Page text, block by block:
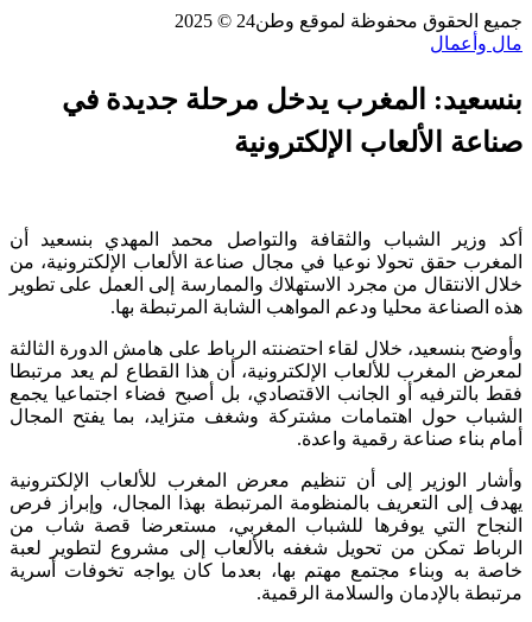
جميع الحقوق محفوظة لموقع وطن24 © 2025
مال وأعمال
بنسعيد: المغرب يدخل مرحلة جديدة في
صناعة الألعاب الإلكترونية
أكد وزير الشباب والثقافة والتواصل محمد المهدي بنسعيد أن
المغرب حقق تحولا نوعيا في مجال صناعة الألعاب الإلكترونية، من
خلال الانتقال من مجرد الاستهلاك والممارسة إلى العمل على تطوير
هذه الصناعة محليا ودعم المواهب الشابة المرتبطة بها.
وأوضح بنسعيد، خلال لقاء احتضنته الرباط على هامش الدورة الثالثة
لمعرض المغرب للألعاب الإلكترونية، أن هذا القطاع لم يعد مرتبطا
فقط بالترفيه أو الجانب الاقتصادي، بل أصبح فضاء اجتماعيا يجمع
الشباب حول اهتمامات مشتركة وشغف متزايد، بما يفتح المجال
أمام بناء صناعة رقمية واعدة.
وأشار الوزير إلى أن تنظيم معرض المغرب للألعاب الإلكترونية
يهدف إلى التعريف بالمنظومة المرتبطة بهذا المجال، وإبراز فرص
النجاح التي يوفرها للشباب المغربي، مستعرضا قصة شاب من
الرباط تمكن من تحويل شغفه بالألعاب إلى مشروع لتطوير لعبة
خاصة به وبناء مجتمع مهتم بها، بعدما كان يواجه تخوفات أسرية
مرتبطة بالإدمان والسلامة الرقمية.